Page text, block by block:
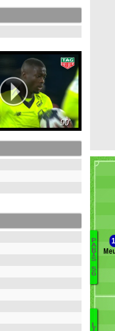
90'
P
A
R
I
S
S
G
L